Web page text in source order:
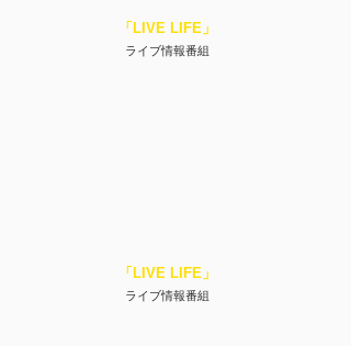
「LIVE LIFE 」
ライブ情報番組
「LIVE LIFE 」
ライブ情報番組